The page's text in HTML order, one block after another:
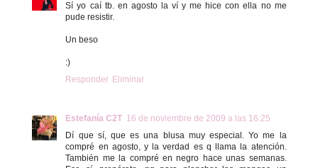
Sí yo caí tb. en agosto la ví y me hice con ella no me
pude resistir.
Un beso
:)
Responder Eliminar
Estefanía C2T 16 de noviembre de 2009 a las 16:25
Dí que sí, que es una blusa muy especial. Yo me la
compré en agosto, y la verdad es q llama la atención.
También me la compré en negro hace unas semanas.